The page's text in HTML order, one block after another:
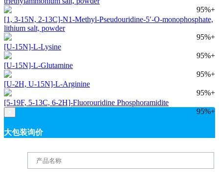
95%+
[1, 3-15N, 2-13C]-N1-Methyl-Pseudouridine-5′-O-monophosphate,
lithium salt, powder
95%+
[U-15N]-L-Lysine
95%+
[U-15N]-L-Glutamine
95%+
[U-2H, U-15N]-L-Arginine
95%+
[5-19F, 5-13C, 6-2H]-Fluorouridine Phosphoramidite
95%+
大包装询价